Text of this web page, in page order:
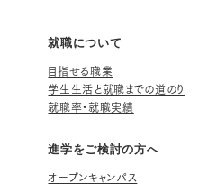
就職について
目指せる職業
学生生活と就職までの道のり
就職率・就職実績
進学をご検討の方へ
オープンキャンパス